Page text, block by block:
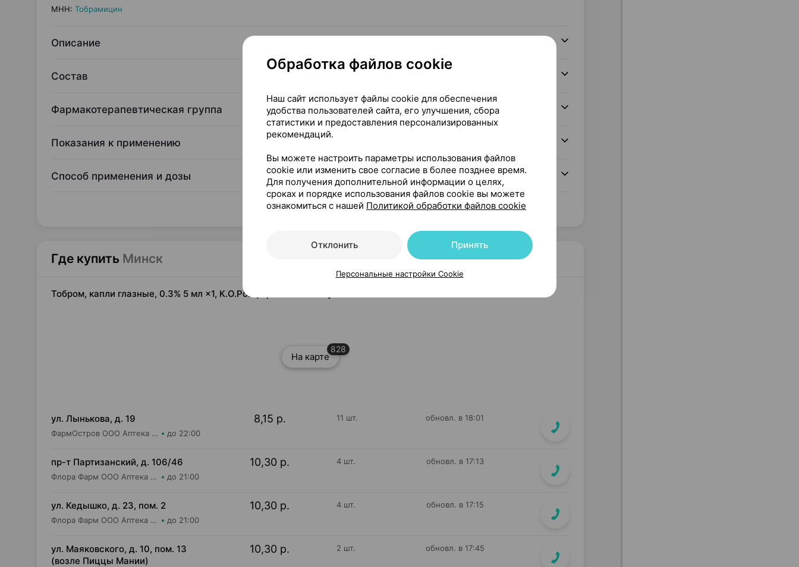
МНН: Тобрамицин
Описание
Состав
Фармакотерапевтическая группа
Показания к применению
Способ применения и дозы
Читать полностью
Где купить Минск
Тобром, капли глазные, 0.3% 5 мл ×1, К.О.Ромфарм Компани Румыния
На карте
828
ул. Лынькова, д. 19
ФармОстров ООО Аптека №7 на Лынькова до 22:00
8,15 р. 11 шт. обновл. в 18:01
пр-т Партизанский, д. 106/46
Флора Фарм ООО Аптека №20 до 21:00
10,30 р. 4 шт. обновл. в 17:13
ул. Кедышко, д. 23, пом. 2
Флора Фарм ООО Аптека №21 до 21:00
10,30 р. 4 шт. обновл. в 17:15
ул. Маяковского, д. 10, пом. 13
(возле Пиццы Мании)
10,30 р. 2 шт. обновл. в 17:45
Обработка файлов cookie
Наш сайт использует файлы cookie для обеспечения
удобства пользователей сайта, его улучшения, сбора
статистики и предоставления персонализированных
рекомендаций.
Вы можете настроить параметры использования файлов
cookie или изменить свое согласие в более позднее время.
Для получения дополнительной информации о целях,
сроках и порядке использования файлов cookie вы можете
ознакомиться с нашей Политикой обработки файлов cookie
Отклонить Принять
Персональные настройки Cookie